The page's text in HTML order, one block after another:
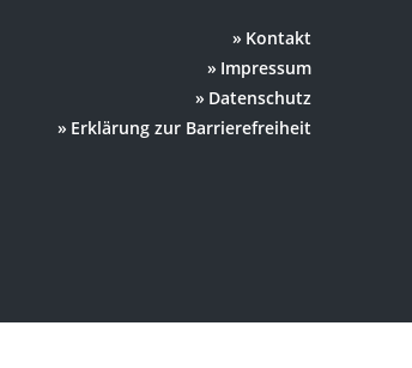
Kontakt
Impressum
Datenschutz
Erklärung zur Barrierefreiheit